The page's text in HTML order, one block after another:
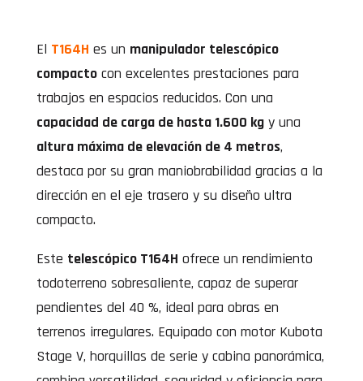
El T164H es un manipulador telescópico
compactocon excelentes prestaciones para
trabajos en espacios reducidos. Con una
capacidad de carga de hasta 1.600 kgy una
altura máxima de elevación de 4 metros,
destaca por su gran maniobrabilidad gracias a la
dirección en el eje trasero y su diseño ultra
compacto.
Este telescópico T164H ofrece un rendimiento
todoterreno sobresaliente, capaz de superar
pendientes del 40 %, ideal para obras en
terrenos irregulares. Equipado con motor Kubota
Stage V, horquillas de serie y cabina panorámica,